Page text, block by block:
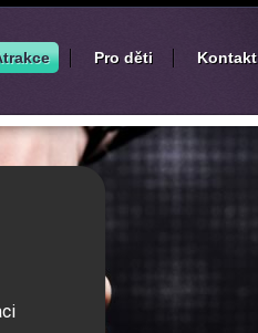
Pro děti Kontakt